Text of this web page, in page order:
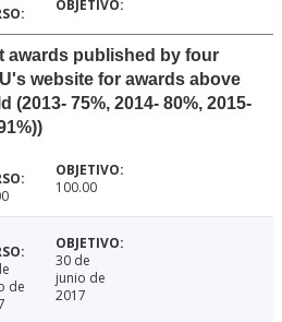
awards published by four
website for awards above
(2013- 75%, 2014- 80%, 2015-
100.00
de
30 de
junio de
2017